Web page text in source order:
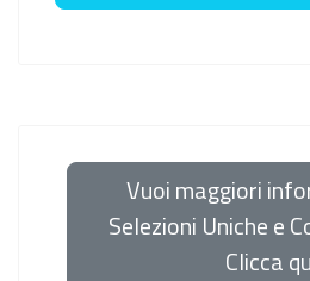
Vuoi maggiori
Selezioni Uniche e
Clicca